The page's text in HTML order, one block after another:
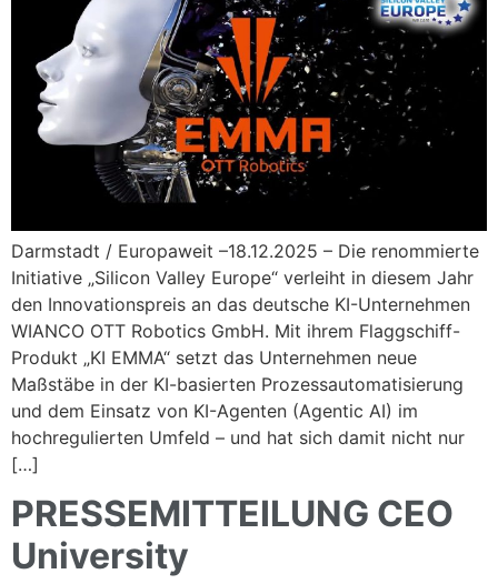
Darmstadt / Europaweit –18.12.2025 – Die renommierte
Initiative „Silicon Valley Europe“ verleiht in diesem Jahr
den Innovationspreis an das deutsche KI-Unternehmen
WIANCO OTT Robotics GmbH. Mit ihrem Flaggschiff-
Produkt „KI EMMA“ setzt das Unternehmen neue
Maßstäbe in der KI-basierten Prozessautomatisierung
und dem Einsatz von KI-Agenten (Agentic AI) im
hochregulierten Umfeld – und hat sich damit nicht nur
[…]
PRESSEMITTEILUNG CEO
University